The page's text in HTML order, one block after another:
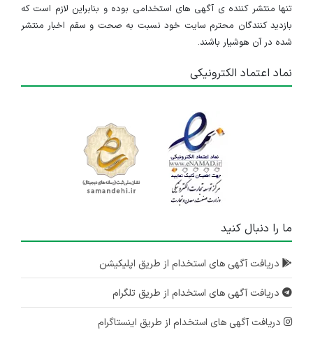
تنها منتشر کننده ی آگهی های استخدامی بوده و بنابراین لازم است که
بازدید کنندگان محترم سایت خود نسبت به صحت و سقم اخبار منتشر
شده در آن هوشیار باشند.
نماد اعتماد الکترونیکی
ما را دنبال کنید
دریافت آگهی های استخدام از طریق اپلیکیشن
دریافت آگهی های استخدام از طریق تلگرام
دریافت آگهی های استخدام از طریق اینستاگرام